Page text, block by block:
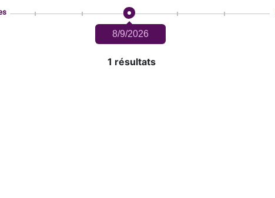
8/9/2026
1 résultats